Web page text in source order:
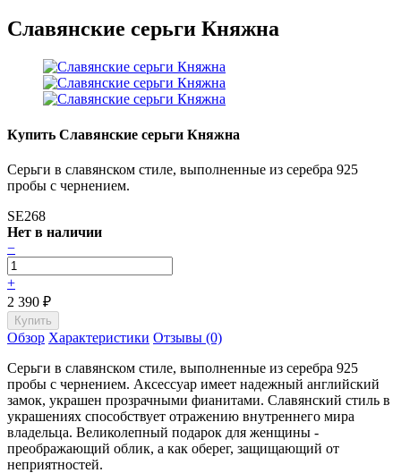
Славянские серьги Княжна
Купить Славянские серьги Княжна
Серьги в славянском стиле, выполненные из серебра 925
пробы с чернением.
SE268
Нет в наличии
−
+
2 390 ₽
Обзор Характеристики Отзывы (0)
Серьги в славянском стиле, выполненные из серебра 925
пробы с чернением. Аксессуар имеет надежный английский
замок, украшен прозрачными фианитами. Славянский стиль в
украшениях способствует отражению внутреннего мира
владельца. Великолепный подарок для женщины -
преображающий облик, а как оберег, защищающий от
неприятностей.